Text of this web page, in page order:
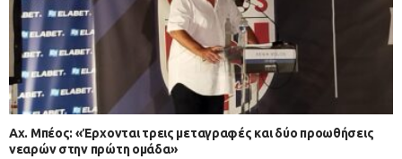
Αχ. Μπέος: «Έρχονται τρεις μεταγραφές και δύο προωθήσεις
νεαρών στην πρώτη ομάδα»